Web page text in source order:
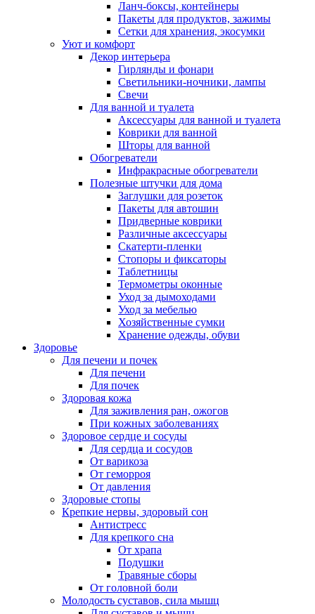
Ланч-боксы, контейнеры
Пакеты для продуктов, зажимы
Сетки для хранения, экосумки
Уют и комфорт
Декор интерьера
Гирлянды и фонари
Светильники-ночники, лампы
Свечи
Для ванной и туалета
Аксессуары для ванной и туалета
Коврики для ванной
Шторы для ванной
Обогреватели
Инфракрасные обогреватели
Полезные штучки для дома
Заглушки для розеток
Пакеты для автошин
Придверные коврики
Различные аксессуары
Скатерти-пленки
Стопоры и фиксаторы
Таблетницы
Термометры оконные
Уход за дымоходами
Уход за мебелью
Хозяйственные сумки
Хранение одежды, обуви
Здоровье
Для печени и почек
Для печени
Для почек
Здоровая кожа
Для заживления ран, ожогов
При кожных заболеваниях
Здоровое сердце и сосуды
Для сердца и сосудов
От варикоза
От геморроя
От давления
Здоровые стопы
Крепкие нервы, здоровый сон
Антистресс
Для крепкого сна
От храпа
Подушки
Травяные сборы
От головной боли
Молодость суставов, сила мышц